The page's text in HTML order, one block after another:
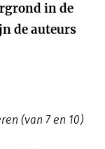
in de
de auteurs
(van 7 en 10)